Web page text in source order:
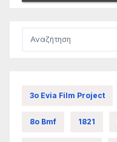
3ο Evia Film Project
8ο Bmf 1821